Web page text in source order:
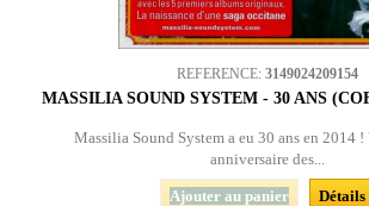
REFERENCE: 3149024209154
MASSILIA SOUND SYSTEM - 30 ANS
Massilia Sound System a eu 30 ans en 2014
anniversaire des...
Ajouter au panier
Détails